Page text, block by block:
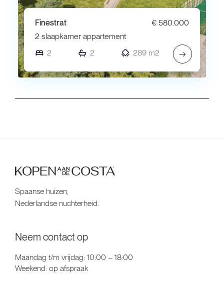
Finestrat
€ 580.000
2 slaapkamer appartement
2
2 289 m2 →
Spaanse huizen,
Nederlandse nuchterheid.
Neem contact op
Maandag t/m vrijdag: 10:00 – 18:00
Weekend: op afspraak